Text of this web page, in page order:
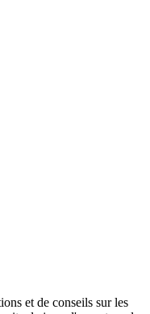
et de conseils sur les